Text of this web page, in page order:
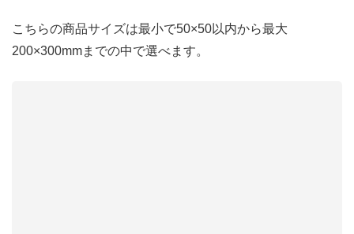
こちらの商品サイズは最小で50×50以内から最大
200×300mmまでの中で選べます。